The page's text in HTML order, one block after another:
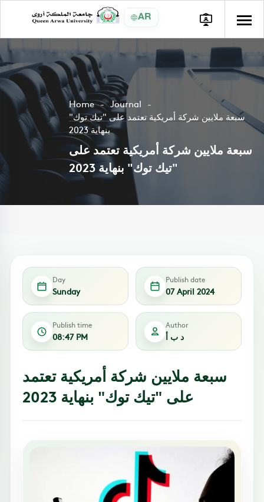
AR
Home
Journal
سبعة ملايين شركة أمريكية تعتمد على "تيك توك"
بنهاية 2023
سبعة ملايين شركة أمريكية تعتمد على
"تيك توك" بنهاية 2023
Day
Sunday
Publish date
07 April 2024
Publish time
08:47 PM
Author
د ب أ
سبعة ملايين شركة أمريكية تعتمد
على "تيك توك" بنهاية 2023